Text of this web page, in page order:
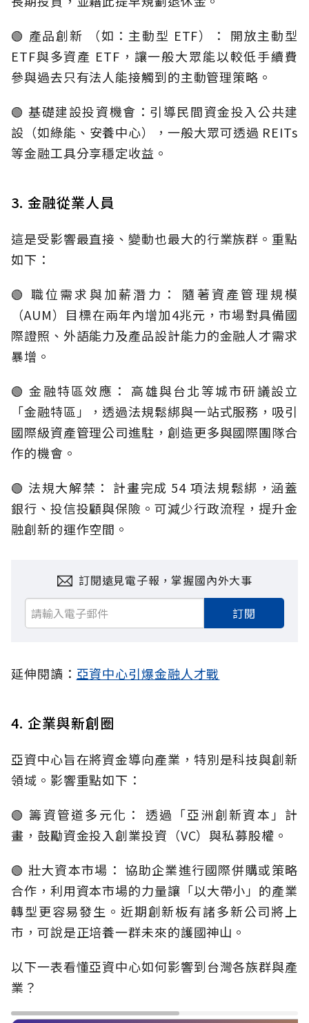
🟢 產品創新 （如：主動型 ETF）： 開放主動型
ETF與多資產 ETF，讓一般大眾能以較低手續費
參與過去只有法人能接觸到的主動管理策略。
🟢 基礎建設投資機會：引導民間資金投入公共建
設（如綠能、安養中心），一般大眾可透過 REITs
等金融工具分享穩定收益。
3. 金融從業人員
這是受影響最直接、變動也最大的行業族群。重點
如下：
🟢 職位需求與加薪潛力： 隨著資產管理規模
（AUM）目標在兩年內增加4兆元，市場對具備國
際證照、外語能力及產品設計能力的金融人才需求
暴增。
🟢 金融特區效應： 高雄與台北等城市研議設立
「金融特區」，透過法規鬆綁與一站式服務，吸引
國際級資產管理公司進駐，創造更多與國際團隊合
作的機會。
🟢 法規大解禁： 計畫完成 54 項法規鬆綁，涵蓋
銀行、投信投顧與保險。可減少行政流程，提升金
融創新的運作空間。
訂閱遠見電子報，掌握國內外大事
訂閱
延伸閱讀： 亞資中心引爆金融人才戰
4. 企業與新創圈
亞資中心旨在將資金導向產業，特別是科技與創新
領域。影響重點如下：
🟢 籌資管道多元化： 透過「亞洲創新資本」計
畫，鼓勵資金投入創業投資（VC）與私募股權。
🟢 壯大資本市場： 協助企業進行國際併購或策略
合作，利用資本市場的力量讓「以大帶小」的產業
轉型更容易發生。近期創新板有諸多新公司將上
市，可說是正培養一群未來的護國神山。
以下一表看懂亞資中心如何影響到台灣各族群與產
業？